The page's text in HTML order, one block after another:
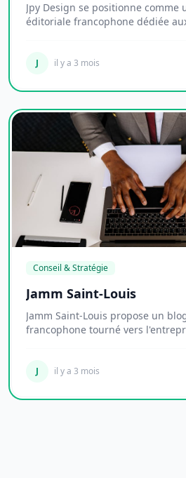
Jpy Design se positionne comme
éditoriale francophone dédiée
J il y a 3 mois
Conseil & Stratégie
Jamm Saint-Louis
Jamm Saint-Louis propose un
francophone tourné vers
J il y a 3 mois